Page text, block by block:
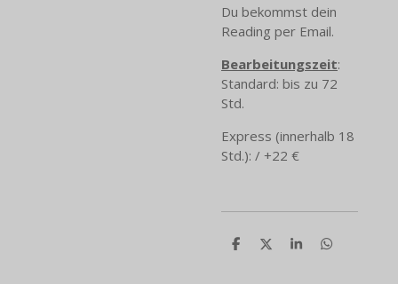
Du bekommst dein
Reading per Email.
Bearbeitungszeit:
Standard: bis zu 72
Std.
Express (innerhalb 18
Std.): / +22 €
T
T
T
T